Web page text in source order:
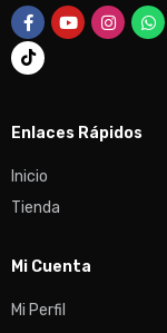
Enlaces Rápidos
Inicio
Tienda
Mi Cuenta
Mi Perfil